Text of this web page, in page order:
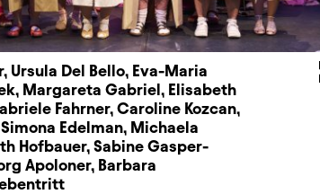
Ursula Del Bello, Eva-Maria
Margareta Gabriel, Elisabeth
Fahrner, Caroline Kozcan,
Edelman, Michaela
Hofbauer, Sabine Gasper-
Apoloner, Barbara